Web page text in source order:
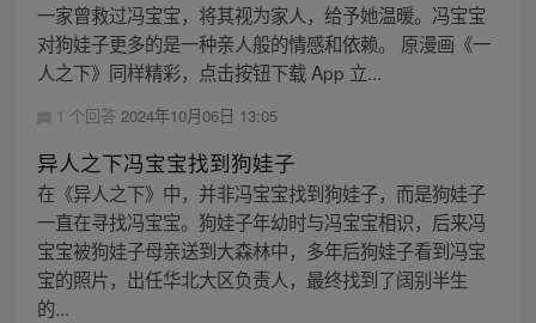
一家曾救过冯宝宝，将其视为家人，给予她温暖。冯宝宝
对狗娃子更多的是一种亲人般的情感和依赖。 原漫画《一
人之下》同样精彩，点击按钮下载 App 立...
1 个回答 2024年10月06日 13:05
异人之下冯宝宝找到狗娃子
在《异人之下》中，并非冯宝宝找到狗娃子，而是狗娃子
一直在寻找冯宝宝。狗娃子年幼时与冯宝宝相识，后来冯
宝宝被狗娃子母亲送到大森林中，多年后狗娃子看到冯宝
宝的照片，出任华北大区负责人，最终找到了阔别半生
的...